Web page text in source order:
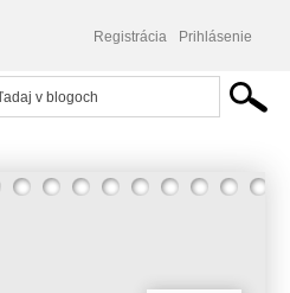
Registrácia Prihlásenie